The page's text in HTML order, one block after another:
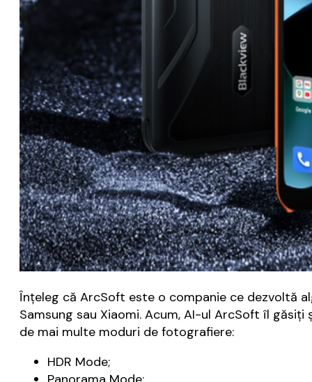
Înțeleg că ArcSoft este o companie ce dezvoltă
Samsung sau Xiaomi. Acum, AI-ul ArcSoft îl
de mai multe moduri de fotografiere:
HDR Mode;